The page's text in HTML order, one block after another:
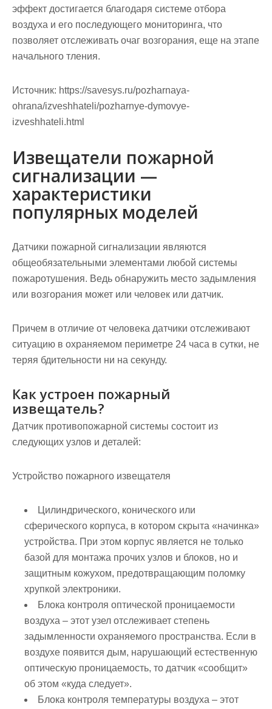
эффект достигается благодаря системе отбора
воздуха и его последующего мониторинга, что
позволяет отслеживать очаг возгорания, еще на этапе
начального тления.
Источник: https://savesys.ru/pozharnaya-
ohrana/izveshhateli/pozharnye-dymovye-
izveshhateli.html
Извещатели пожарной
сигнализации —
характеристики
популярных моделей
Датчики пожарной сигнализации являются
общеобязательными элементами любой системы
пожаротушения. Ведь обнаружить место задымления
или возгорания может или человек или датчик.
Причем в отличие от человека датчики отслеживают
ситуацию в охраняемом периметре 24 часа в сутки, не
теряя бдительности ни на секунду.
Как устроен пожарный
извещатель?
Датчик противопожарной системы состоит из
следующих узлов и деталей:
Устройство пожарного извещателя
Цилиндрического, конического или
сферического корпуса, в котором скрыта «начинка»
устройства. При этом корпус является не только
базой для монтажа прочих узлов и блоков, но и
защитным кожухом, предотвращающим поломку
хрупкой электроники.
Блока контроля оптической проницаемости
воздуха – этот узел отслеживает степень
задымленности охраняемого пространства. Если в
воздухе появится дым, нарушающий естественную
оптическую проницаемость, то датчик «сообщит»
об этом «куда следует».
Блока контроля температуры воздуха – этот